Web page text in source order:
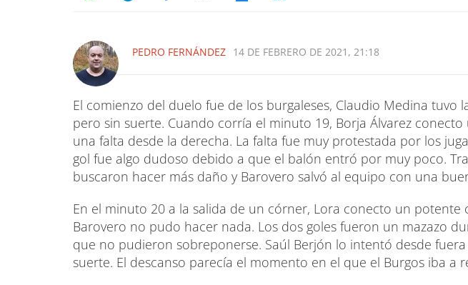
PEDRO FERNÁNDEZ 14 DE FEBRERO DE 2021, 21:18
El comienzo del duelo fue de los burgaleses, Claudio Medina tuvo
pero sin suerte. Cuando corría el minuto 19, Borja Álvarez
una falta desde la derecha. La falta fue muy protestada por los
gol fue algo dudoso debido a que el balón entró por muy poco.
buscaron hacer más daño y Barovero salvó al equipo con una
En el minuto 20 a la salida de un córner, Lora conecto un potente
Barovero no pudo hacer nada. Los dos goles fueron un mazazo
que no pudieron sobreponerse. Saúl Berjón lo intentó desde fuera
suerte. El descanso parecía el momento en el que el Burgos iba a